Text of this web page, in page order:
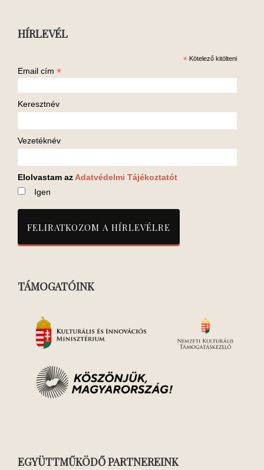
HÍRLEVÉL
* Kötelező kitölteni
Email cím *
Keresztnév
Vezetéknév
Elolvastam az Adatvédelmi Tájékoztatót
Igen
TÁMOGATÓINK
EGYÜTTMŰKÖDŐ PARTNEREINK